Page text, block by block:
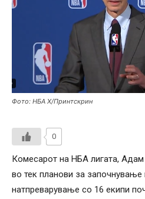
Фото: НБА Х/Принтскрин
0
Комесарот на НБА лигата,
во тек планови за започнување
натпреварување со 16 екипи